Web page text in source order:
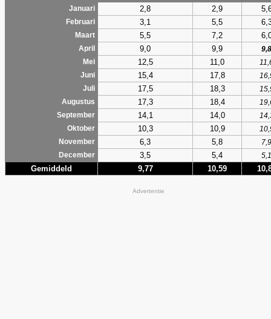
Januari
2,8 2,9
Februari 3,1 5,5
Maart 5,5 7,2
April 9,0 9,9
9,8
Mei
12,5 11,0
Juni
15,4 17,8
Juli
17,5 18,3
Augustus
17,3 18,4
September
14,1 14,0
Oktober
10,3 10,9
November
6,3 5,8
7,9
December
3,5 5,4 5,1
Gemiddeld 9,77 10,59
Advertentie